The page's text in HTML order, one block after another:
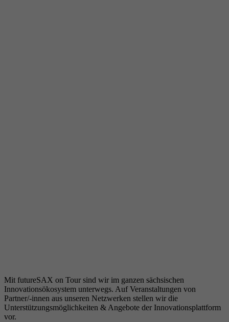
Mit futureSAX on Tour sind wir im ganzen sächsischen
Innovationsökosystem unterwegs. Auf Veranstaltungen von
Partner/-innen aus unseren Netzwerken stellen wir die
Unterstützungsmöglichkeiten & Angebote der Innovationsplattform
vor.